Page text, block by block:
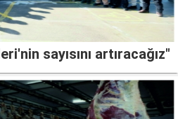
sayısını artıracağız"